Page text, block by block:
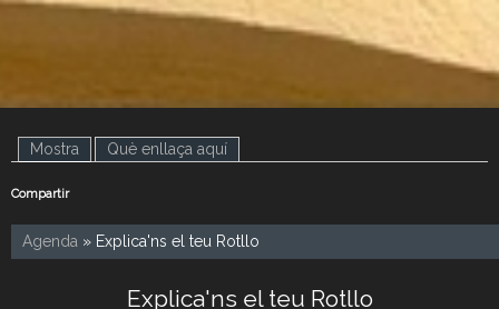
Mostra (pestanya activa)
Què enllaça aquí
Compartir
Agenda » Explica'ns el teu Rotllo
Explica'ns el teu Rotllo